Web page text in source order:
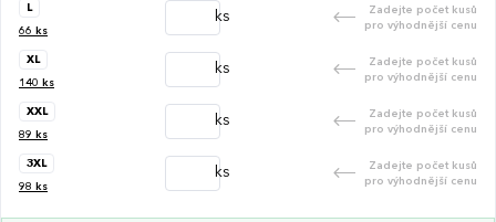
L
66 ks
ks
Zadejte počet kusů
pro výhodnější cenu
XL
140 ks
ks
Zadejte počet kusů
pro výhodnější cenu
XXL
89 ks
ks
Zadejte počet kusů
pro výhodnější cenu
3XL
98 ks
ks
Zadejte počet kusů
pro výhodnější cenu